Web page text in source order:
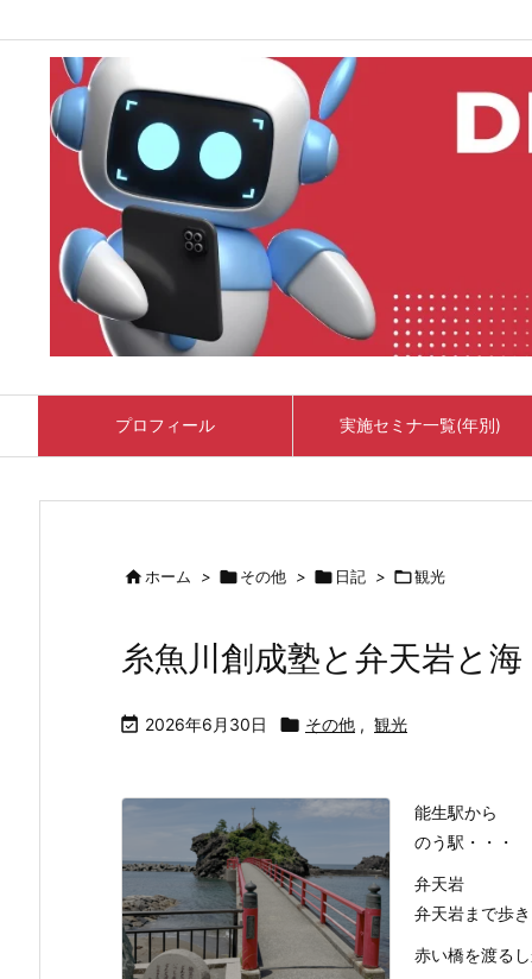
プロフィール 実施セミナ一覧(年別)
ホーム > その他 >  日記 > 観光
糸魚川創成塾と弁天岩と海
 2026年6月30日  その他 , 観光
能生駅から
のう駅・・・
弁天岩
弁天岩まで歩
赤い橋を渡る